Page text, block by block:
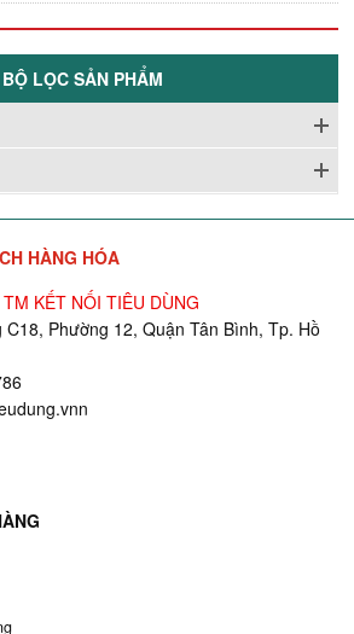
BỘ LỌC SẢN PHẨM
HÀNG HÓA
KẾT NỐI TIÊU DÙNG
Phường 12, Quận Tân Bình, Tp. Hồ
n